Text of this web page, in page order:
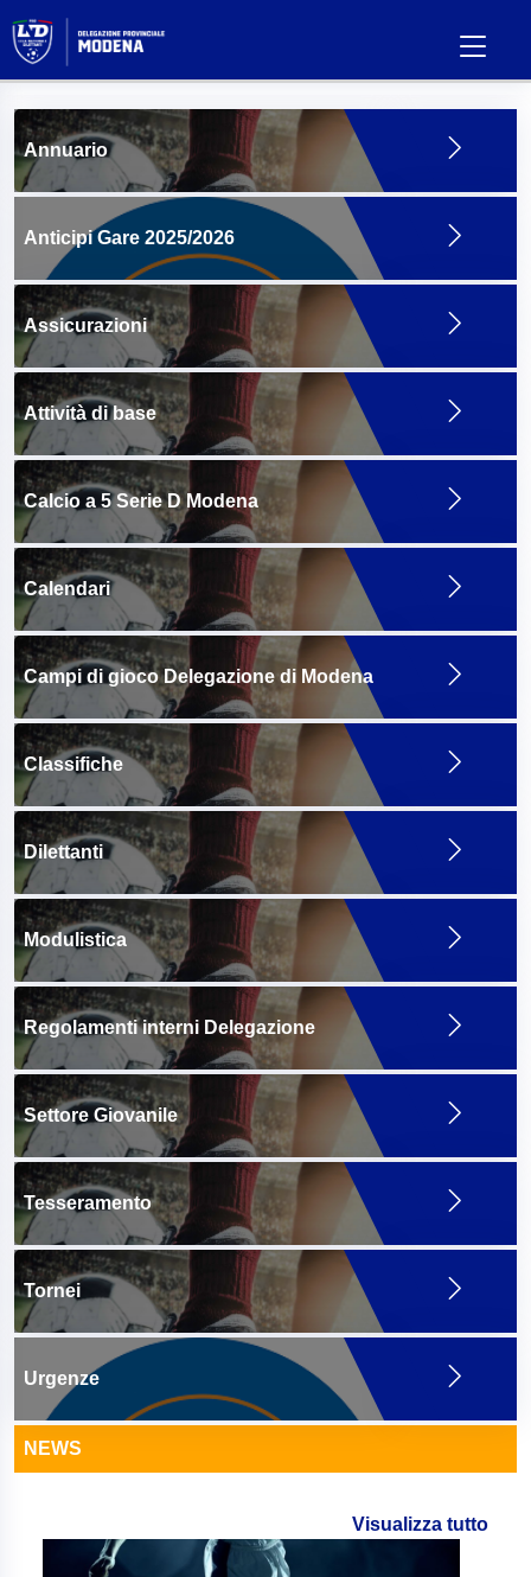
Annuario
Anticipi Gare 2025/2026
Assicurazioni
Attività di base
Calcio a 5 Serie D Modena
Calendari
Campi di gioco Delegazione di Modena
Classifiche
Dilettanti
Modulistica
Regolamenti interni Delegazione
Settore Giovanile
Tesseramento
Tornei
Urgenze
NEWS
Visualizza tutto